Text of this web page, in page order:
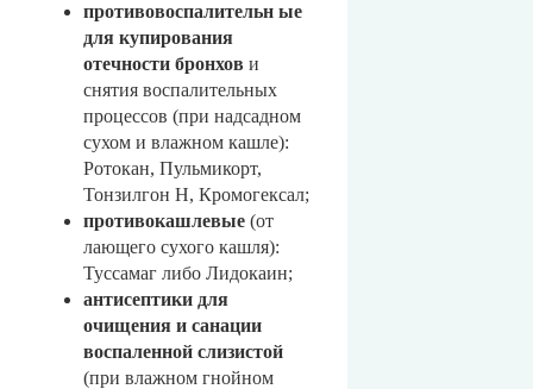
противовоспалительн ые
для купирования
отечности бронхов и
снятия воспалительных
процессов (при надсадном
сухом и влажном кашле):
Ротокан, Пульмикорт,
Тонзилгон Н, Кромогексал;
противокашлевые (от
лающего сухого кашля):
Туссамаг либо Лидокаин;
антисептики для
очищения и санации
воспаленной слизистой
(при влажном гнойном